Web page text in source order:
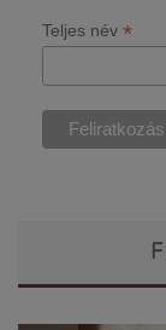
Teljes név *